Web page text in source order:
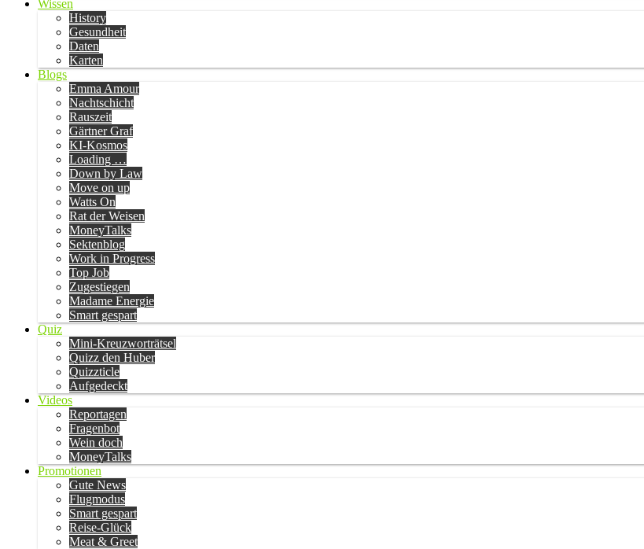
Wissen
History
Gesundheit
Daten
Karten
Blogs
Emma Amour
Nachtschicht
Rauszeit
Gärtner Graf
KI-Kosmos
Loading …
Down by Law
Move on up
Watts On
Rat der Weisen
MoneyTalks
Sektenblog
Work in Progress
Top Job
Zugestiegen
Madame Energie
Smart gespart
Quiz
Mini-Kreuzworträtsel
Quizz den Huber
Quizzticle
Aufgedeckt
Videos
Reportagen
Fragenbot
Wein doch
MoneyTalks
Promotionen
Gute News
Flugmodus
Smart gespart
Reise-Glück
Meat & Greet